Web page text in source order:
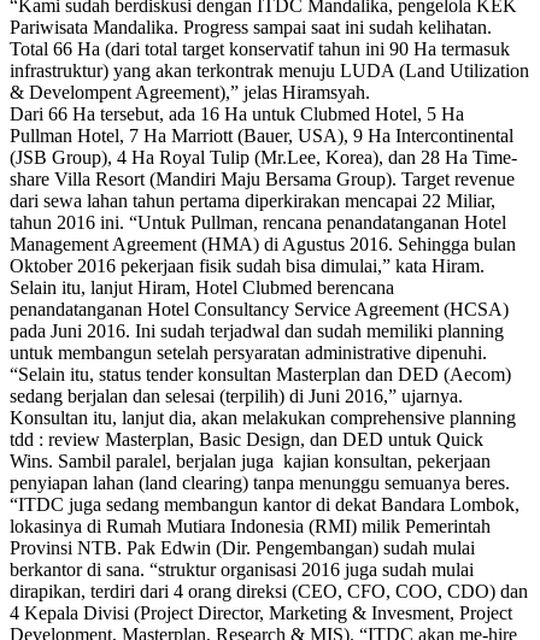
“Kami sudah berdiskusi dengan ITDC Mandalika, pengelola KEK
Pariwisata Mandalika. Progress sampai saat ini sudah kelihatan.
Total 66 Ha (dari total target konservatif tahun ini 90 Ha termasuk
infrastruktur) yang akan terkontrak menuju LUDA (Land Utilization
& Develompent Agreement),” jelas Hiramsyah.
Dari 66 Ha tersebut, ada 16 Ha untuk Clubmed Hotel, 5 Ha
Pullman Hotel, 7 Ha Marriott (Bauer, USA), 9 Ha Intercontinental
(JSB Group), 4 Ha Royal Tulip (Mr.Lee, Korea), dan 28 Ha Time-
share Villa Resort (Mandiri Maju Bersama Group). Target revenue
dari sewa lahan tahun pertama diperkirakan mencapai 22 Miliar,
tahun 2016 ini. “Untuk Pullman, rencana penandatanganan Hotel
Management Agreement (HMA) di Agustus 2016. Sehingga bulan
Oktober 2016 pekerjaan fisik sudah bisa dimulai,” kata Hiram.
Selain itu, lanjut Hiram, Hotel Clubmed berencana
penandatanganan Hotel Consultancy Service Agreement (HCSA)
pada Juni 2016. Ini sudah terjadwal dan sudah memiliki planning
untuk membangun setelah persyaratan administrative dipenuhi.
“Selain itu, status tender konsultan Masterplan dan DED (Aecom)
sedang berjalan dan selesai (terpilih) di Juni 2016,” ujarnya.
Konsultan itu, lanjut dia, akan melakukan comprehensive planning
tdd : review Masterplan, Basic Design, dan DED untuk Quick
Wins. Sambil paralel, berjalan juga kajian konsultan, pekerjaan
penyiapan lahan (land clearing) tanpa menunggu semuanya beres.
“ITDC juga sedang membangun kantor di dekat Bandara Lombok,
lokasinya di Rumah Mutiara Indonesia (RMI) milik Pemerintah
Provinsi NTB. Pak Edwin (Dir. Pengembangan) sudah mulai
berkantor di sana. “struktur organisasi 2016 juga sudah mulai
dirapikan, terdiri dari 4 orang direksi (CEO, CFO, COO, CDO) dan
4 Kepala Divisi (Project Director, Marketing & Invesment, Project
Development, Masterplan, Research & MIS). “ITDC akan me-hire